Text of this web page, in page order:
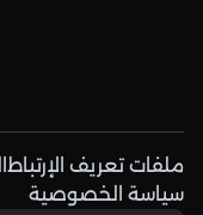
ملفات تعريف الإرتباط
سياسة الخصوصية